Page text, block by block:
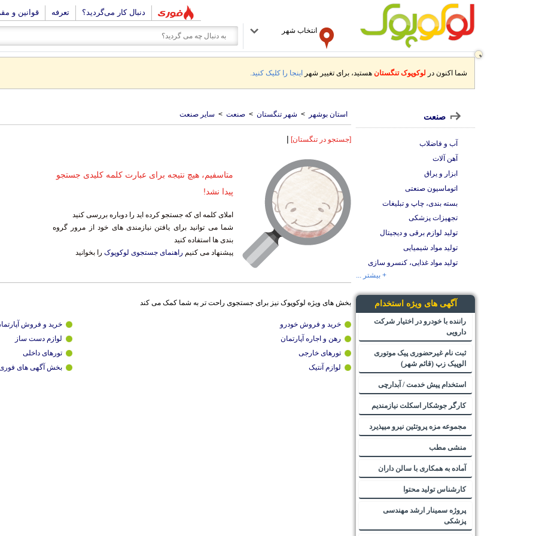
دنبال کار می‌گردید؟ تعرفه قوانین و
انتخاب شهر
شما اکنون در لوکوپوک تنگستان هستید، برای تغییر شهر اینجا را کلیک کنید.
استان بوشهر > شهر تنگستان > صنعت > سایر صنعت
[جستجو در تنگستان] |
متاسفیم، هیچ نتیجه برای عبارت کلمه کلیدی جستجو
پیدا نشد!
املای کلمه ای که جستجو کرده اید را دوباره بررسی کنید
شما می توانید برای یافتن نیازمندی های خود از مرور گروه
بندی ها استفاده کنید
پیشنهاد می کنیم راهنمای جستجوی لوکوپوک را بخوانید
بخش های ویژه لوکوپوک نیز برای جستجوی راحت تر به شما کمک می کند
خرید و فروش خودرو
خرید و فروش
رهن و اجاره آپارتمان
لوازم دست ساز
تورهای خارجی
تورهای داخلی
لوازم آنتیک
بخش آگهی های
صنعت
آب و فاضلاب
آهن آلات
ابزار و یراق
اتوماسیون صنعتی
بسته بندی، چاپ و تبلیغات
تجهیزات پزشکی
تولید لوازم برقی و دیجیتال
تولید مواد شیمیایی
تولید مواد غذایی، کنسرو سازی
+ بیشتر ...
آگهی های ویژه استخدام
راننده با خودرو در اختیار شرکت
دارویی
ثبت نام غیرحضوری پیک موتوری
الوپیک زپ (قائم شهر)
استخدام پیش خدمت / آبدارچی
کارگر جوشکار اسکلت نیازمندیم
مجموعه مزه پروتئین نیرو میپذیرد
منشی مطب
آماده به همکاری با سالن داران
کارشناس تولید محتوا
پروژه سمینار ارشد مهندسی
پزشکی